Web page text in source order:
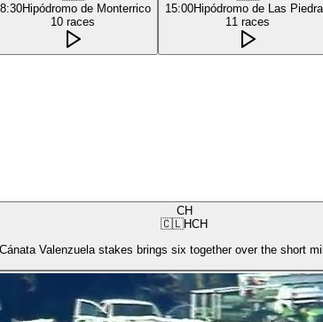
Hipódromo de Monterrico
10 races
15:00Hipódromo de Las
11 races
CH
🇨🇱HCH
Valenzuela stakes brings six together over the short